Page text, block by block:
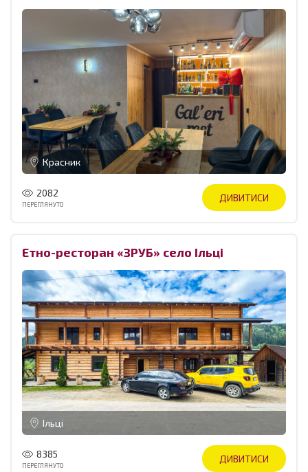
Красник
2082
ПЕРЕГЛЯНУТО
ДИВИТИСИ
Етно-ресторан «ЗРУБ» село Ільці
Ільці
8385
ПЕРЕГЛЯНУТО
ДИВИТИСИ